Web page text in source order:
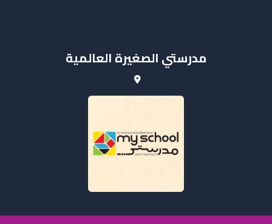
مدرستي الصغيرة العالمية